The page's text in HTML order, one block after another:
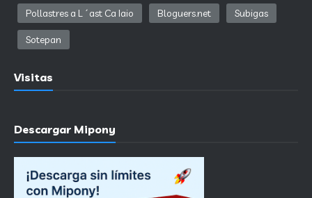
Pollastres a L´ast Ca Iaio Bloguers.net Subigas
Sotepan
Visitas
Descargar Mipony